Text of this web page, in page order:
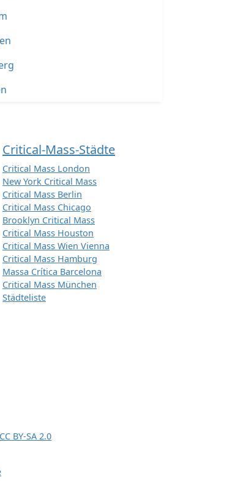
Critical-Mass-Städte
Critical Mass London
New York Critical Mass
Critical Mass Berlin
Critical Mass Chicago
Brooklyn Critical Mass
Critical Mass Houston
Critical Mass Wien Vienna
Critical Mass Hamburg
Massa Crítica Barcelona
Critical Mass München
Städteliste
CC BY-SA 2.0